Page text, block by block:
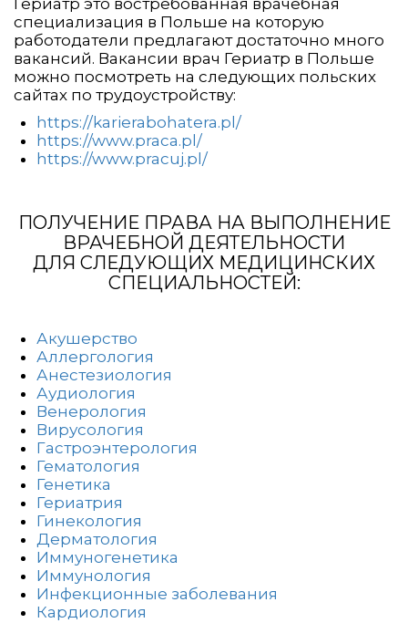
Гериатр это востребованная врачебная
специализация в Польше на которую
работодатели предлагают достаточно много
вакансий. Вакансии врач Гериатр в Польше
можно посмотреть на следующих польских
сайтах по трудоустройству:
https://karierabohatera.pl/
https://www.praca.pl/
https://www.pracuj.pl/
ПОЛУЧЕНИЕ ПРАВА НА ВЫПОЛНЕНИЕ
ВРАЧЕБНОЙ ДЕЯТЕЛЬНОСТИ
ДЛЯ СЛЕДУЮЩИХ МЕДИЦИНСКИХ
СПЕЦИАЛЬНОСТЕЙ:
Акушерство
Аллергология
Анестезиология
Аудиология
Венерология
Вирусология
Гастроэнтерология
Гематология
Генетика
Гериатрия
Гинекология
Дерматология
Иммуногенетика
Иммунология
Инфекционные заболевания
Кардиология